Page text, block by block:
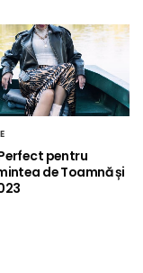
pentru
de Toamnă și